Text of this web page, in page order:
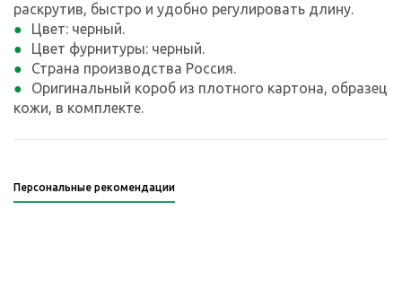
раскрутив, быстро и удобно регулировать длину.
Цвет: черный.
Цвет фурнитуры: черный.
Страна производства Россия.
Оригинальный короб из плотного картона, образец
кожи, в комплекте.
Персональные рекомендации